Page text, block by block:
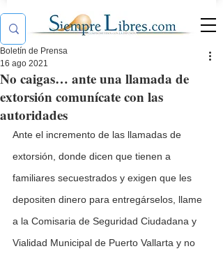
No caigas… ante una llamada de
extorsión comunícate con las
autoridades
Boletín de Prensa
16 ago 2021
Ante el incremento de las llamadas de
extorsión, donde dicen que tienen a
familiares secuestrados y exigen que les
depositen dinero para entregárselos, llame
a la Comisaria de Seguridad Ciudadana y
Vialidad Municipal de Puerto Vallarta y no